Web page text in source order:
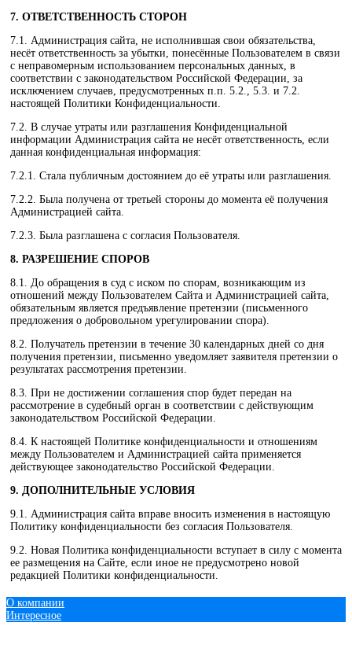
7. ОТВЕТСТВЕННОСТЬ СТОРОН
7.1. Администрация сайта, не исполнившая свои обязательства,
несёт ответственность за убытки, понесённые Пользователем в связи
с неправомерным использованием персональных данных, в
соответствии с законодательством Российской Федерации, за
исключением случаев, предусмотренных п.п. 5.2., 5.3. и 7.2.
настоящей Политики Конфиденциальности.
7.2. В случае утраты или разглашения Конфиденциальной
информации Администрация сайта не несёт ответственность, если
данная конфиденциальная информация:
7.2.1. Стала публичным достоянием до её утраты или разглашения.
7.2.2. Была получена от третьей стороны до момента её получения
Администрацией сайта.
7.2.3. Была разглашена с согласия Пользователя.
8. РАЗРЕШЕНИЕ СПОРОВ
8.1. До обращения в суд с иском по спорам, возникающим из
отношений между Пользователем Сайта и Администрацией сайта,
обязательным является предъявление претензии (письменного
предложения о добровольном урегулировании спора).
8.2. Получатель претензии в течение 30 календарных дней со дня
получения претензии, письменно уведомляет заявителя претензии о
результатах рассмотрения претензии.
8.3. При не достижении соглашения спор будет передан на
рассмотрение в судебный орган в соответствии с действующим
законодательством Российской Федерации.
8.4. К настоящей Политике конфиденциальности и отношениям
между Пользователем и Администрацией сайта применяется
действующее законодательство Российской Федерации.
9. ДОПОЛНИТЕЛЬНЫЕ УСЛОВИЯ
9.1. Администрация сайта вправе вносить изменения в настоящую
Политику конфиденциальности без согласия Пользователя.
9.2. Новая Политика конфиденциальности вступает в силу с момента
ее размещения на Сайте, если иное не предусмотрено новой
редакцией Политики конфиденциальности.
О компании
Интересное